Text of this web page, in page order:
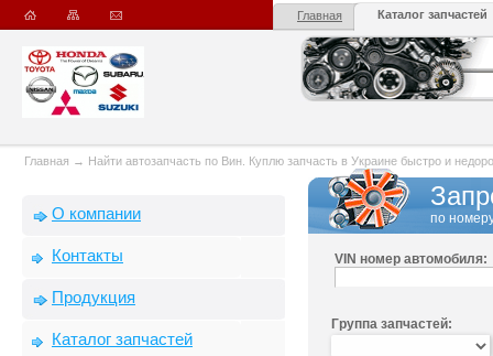
Главная Каталог запчастей
Главная → Найти автозапчасть по Вин. Куплю запчасть в Украине быстро и
О компании
Контакты
Продукция
Каталог запчастей
по
VIN номер автомобиля:
Группа запчастей: